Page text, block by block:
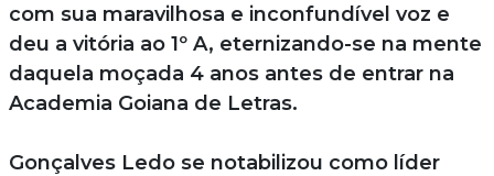
com sua maravilhosa e inconfundível voz e
deu a vitória ao 1º A, eternizando-se na mente
daquela moçada 4 anos antes de entrar na
Academia Goiana de Letras.
Gonçalves Ledo se notabilizou como líder